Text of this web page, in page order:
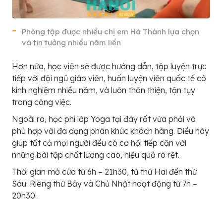
Phòng tập được nhiều chị em Hà Thành lựa chọn
và tin tưởng nhiều năm liền
Hơn nữa, học viên sẽ được hướng dẫn, tập luyện trực
tiếp với đội ngũ giáo viên, huấn luyện viên quốc tế có
kinh nghiệm nhiều năm, và luôn thân thiện, tận tụy
trong công việc.
Ngoài ra, học phí lớp Yoga tại đây rất vừa phải và
phù hợp với đa dạng phân khúc khách hàng. Điều này
giúp tất cả mọi người đều có cơ hội tiếp cận với
những bài tập chất lượng cao, hiệu quả rõ rệt.
Thời gian mở cửa từ 6h – 21h30, từ thứ Hai đến thứ
Sáu. Riêng thứ Bảy và Chủ Nhật hoạt động từ 7h –
20h30.